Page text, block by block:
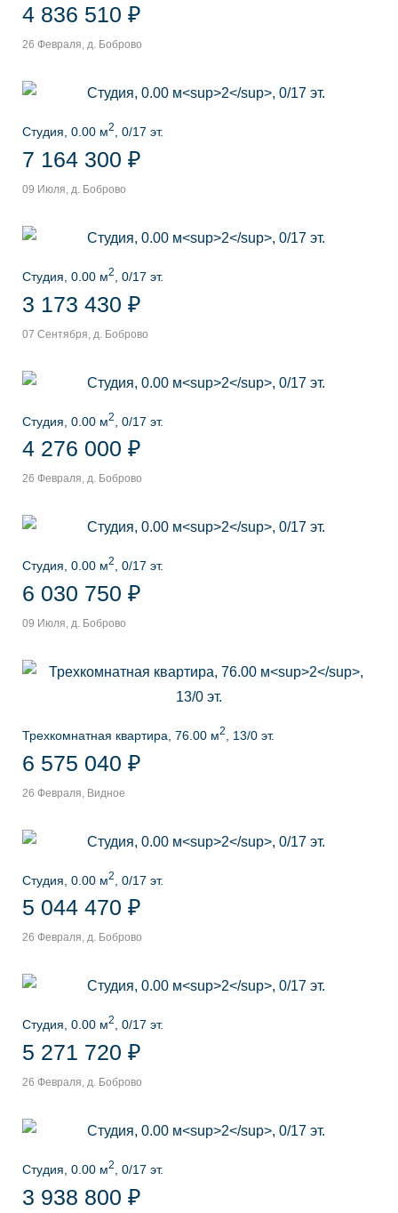
4 836 510 ₽
26 Февраля, д. Боброво
Студия, 0.00 м2 , 0/17 эт.
7 164 300 ₽
09 Июля, д. Боброво
Студия, 0.00 м2 , 0/17 эт.
3 173 430 ₽
07 Сентября, д. Боброво
Студия, 0.00 м2 , 0/17 эт.
4 276 000 ₽
26 Февраля, д. Боброво
Студия, 0.00 м2 , 0/17 эт.
6 030 750 ₽
09 Июля, д. Боброво
Трехкомнатная квартира, 76.00 м2 , 13/0 эт.
6 575 040 ₽
26 Февраля, Видное
Студия, 0.00 м2 , 0/17 эт.
5 044 470 ₽
26 Февраля, д. Боброво
Студия, 0.00 м2 , 0/17 эт.
5 271 720 ₽
26 Февраля, д. Боброво
Студия, 0.00 м2 , 0/17 эт.
3 938 800 ₽